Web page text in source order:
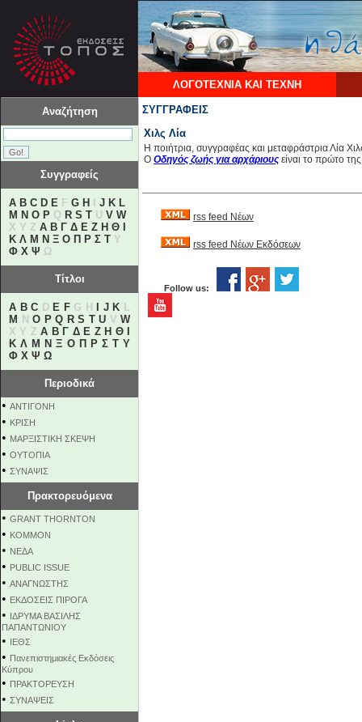
ΛΟΓΟΤΕΧΝΙΑ ΚΑΙ ΤΕΧΝΗ
Αναζήτηση
Συγγραφείς
A B C D E F G H J K L
M N O P Q R S T U V W
X Y Z Α Β Γ Δ Ε Ζ Η Θ
Κ Λ Μ Ν Ξ Ο Π Ρ Σ Τ Υ
Φ Χ Ψ Ω
Τίτλοι
A B C D E FG H J K L
M
N O P Q R S T U V W
X Y ZΑ Β Γ Δ Ε Ζ Η Θ
Κ Λ Μ Ν Ξ Ο Π Ρ Σ Τ Υ
Φ Χ Ψ Ω
Περιοδικά
• ΑΝΤΙΓΟΝΗ
• ΚΡΙΣΗ
• ΜΑΡΞΙΣΤΙΚΗ ΣΚΕΨΗ
• ΟΥΤΟΠΙΑ
• ΣΥΝΑΨΙΣ
Πρακτορευόμενα
• GRANT THORNTON
• KOMMON
• NEΔΑ
• PUBLIC ISSUE
• ΑΝΑΓΝΩΣΤΗΣ
• ΕΚΔΟΣΕΙΣ ΠΙΡΟΓΑ
• ΙΔΡΥΜΑ ΒΑΣΙΛΗΣ
ΠΑΠΑΝΤΩΝΙΟΥ
• ΙΕΘΣ
• Πανεπιστημιακές Εκδόσεις
Κύπρου
• ΠΡΑΚΤΟΡΕΥΣΗ
• ΣΥΝΑΨΕΙΣ
ΣΥΓΓΡΑΦΕΙΣ
Χιλς Λία
Η ποιήτρια, συγγραφέας και μεταφράστρια Λία
Ο Οδηγός ζωής για αρχάριους είναι το πρώτο
rss feed Νέων
rss feed Νέων Εκδόσεων
Follow us: